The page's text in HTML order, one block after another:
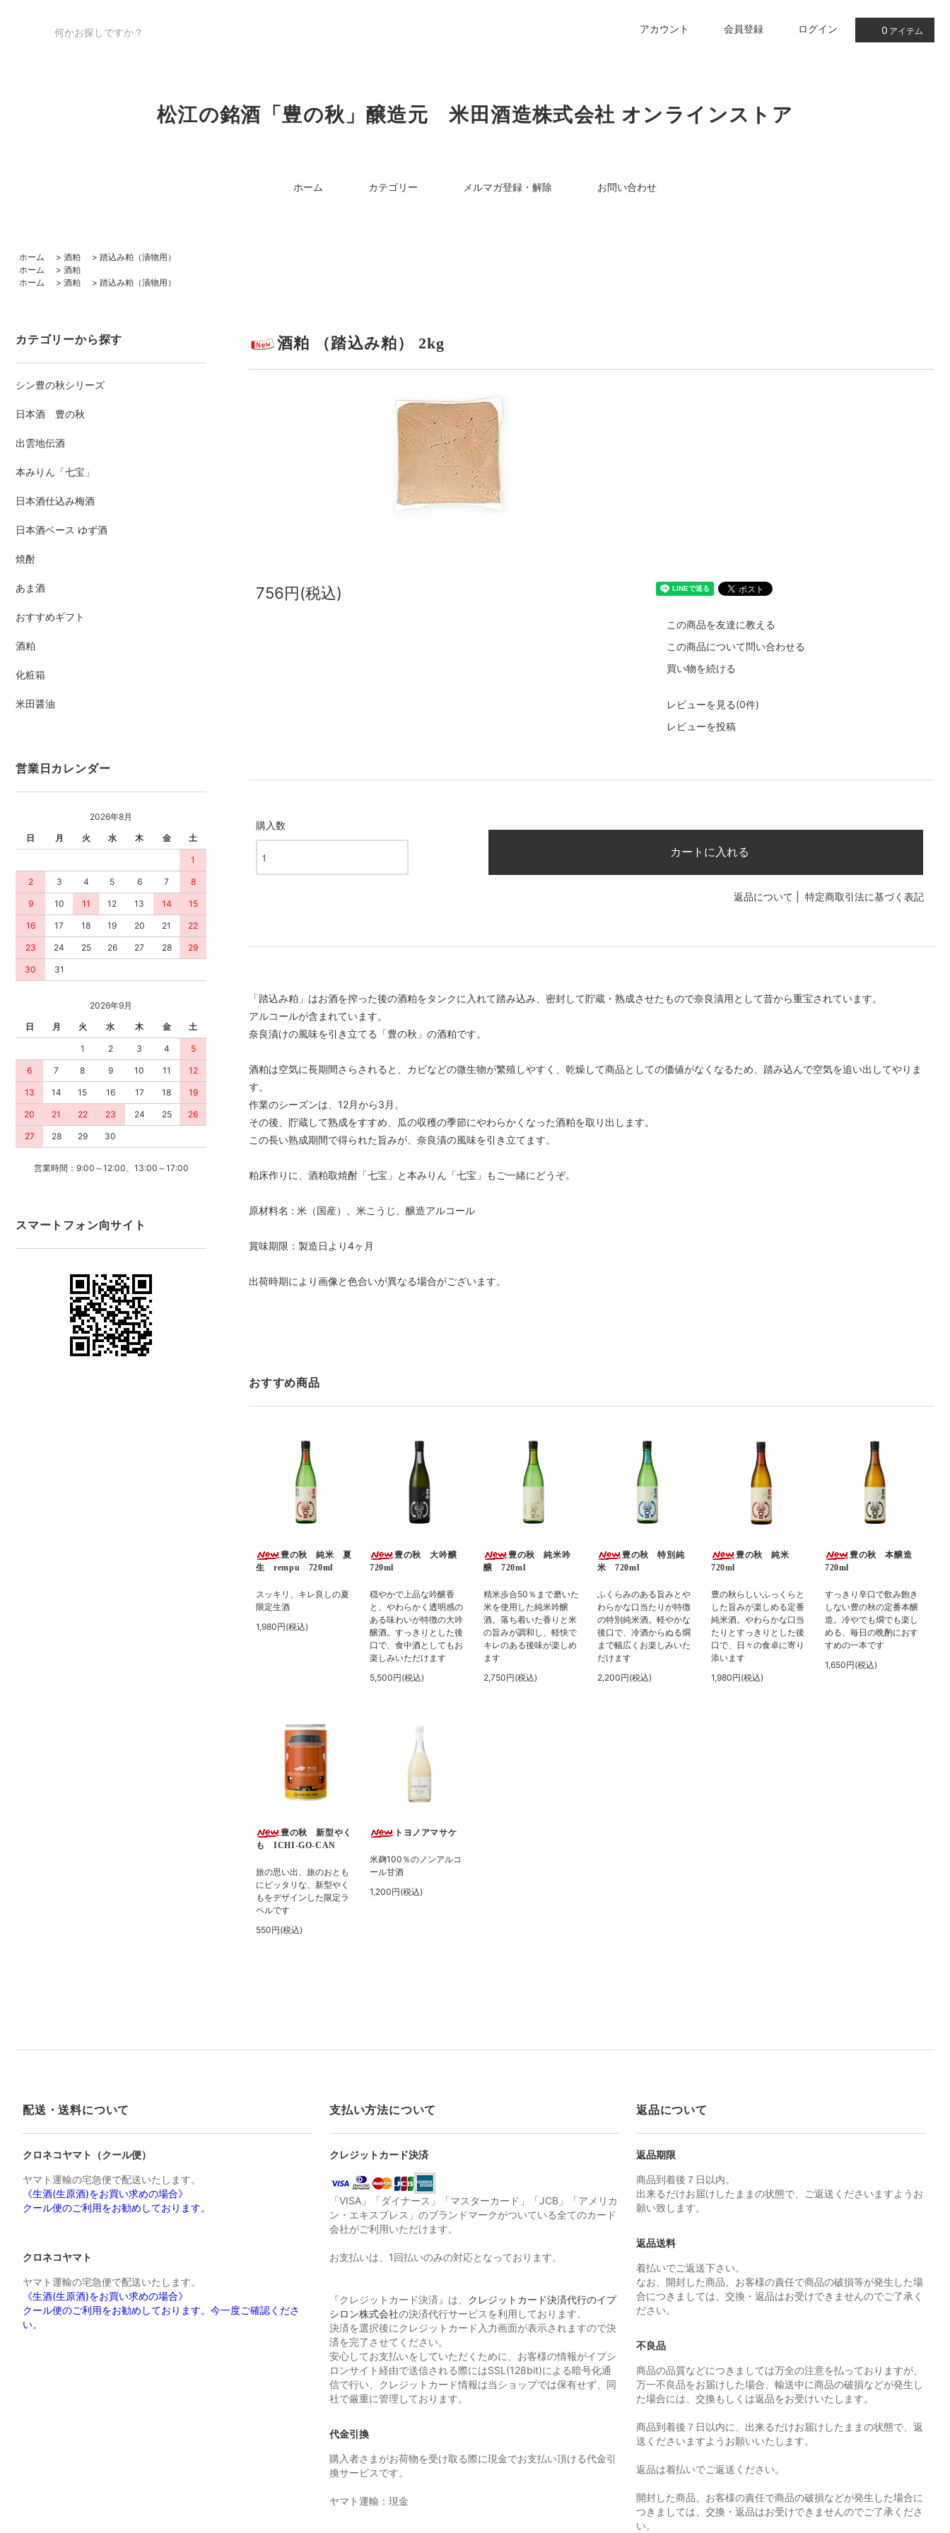
アカウント 会員登録 ログイン 0 アイテム
松江の銘酒「豊の秋」醸造元 米田酒造株式会社 オンラインストア
ホーム カテゴリー メルマガ登録・解除 お問い合わせ
ホーム > 酒粕 > 踏込み粕（漬物用）
ホーム
> 酒粕
ホーム
> 酒粕 > 踏込み粕（漬物用）
カテゴリーから探す
シン豊の秋シリーズ
日本酒 豊の秋
出雲地伝酒
本みりん「七宝」
日本酒仕込み梅酒
日本酒ベース ゆず酒
焼酎
あま酒
おすすめギフト
酒粕
化粧箱
米田醤油
営業日カレンダー
2026年8月
日
月 火 水 木 金 土
1
2 3 4 5 6 7 8
9 10 11 12 13 14 15
16 17 18 19 20 21 22
23 24 25 26 27 28 29
30 31
2026年9月
日
月 火 水 木 金 土
1 2 3 4 5
6 7 8 9 10 11 12
13 14 15 16 17 18 19
20 21 22 23 24 25 26
27 28 29 30
営業時間：9:00～12:00、13:00～17:00
スマートフォン向サイト
酒粕 （踏込み粕） 2kg
756円(税込)
この商品を友達に教える
この商品について問い合わせる
買い物を続ける
レビューを見る(0件)
レビューを投稿
購入数
カートに入れる
返品について 特定商取引法に基づく表記
「踏込み粕」はお酒を搾った後の酒粕をタンクに入れて踏み込み、密封して貯蔵・熟成させたもので奈良漬用として昔から重宝されています。
アルコールが含まれています。
奈良漬けの風味を引き立てる「豊の秋」の酒粕です。
酒粕は空気に長期間さらされると、カビなどの微生物が繁殖しやすく、乾燥して商品としての価値がなくなるため、踏み込んで空気を追い出してやりま
す。
作業のシーズンは、12月から3月。
その後、貯蔵して熟成をすすめ、瓜の収穫の季節にやわらかくなった酒粕を取り出します。
この長い熟成期間で得られた旨みが、奈良漬の風味を引き立てます。
粕床作りに、 酒粕取焼酎「七宝」 と本みりん「七宝」 もご一緒にどうぞ。
原材料名 : 米（国産）、米こうじ、醸造アルコール
賞味期限：製造日より4ヶ月
出荷時期により画像と色合いが異なる場合がございます。
おすすめ商品
豊の秋 純米 夏
生 rempu 720ml
スッキリ、キレ良しの夏
限定生酒
1,980円(税込)
豊の秋 大吟醸
720ml
穏やかで上品な吟醸香
と、やわらかく透明感の
ある味わいが特徴の大吟
醸酒。すっきりとした後
口で、食中酒としてもお
楽しみいただけます
5,500円(税込)
豊の秋 純米吟
醸 720ml
精米歩合50％まで磨いた
米を使用した純米吟醸
酒。落ち着いた香りと米
の旨みが調和し、軽快で
キレのある後味が楽しめ
ます
2,750円(税込)
豊の秋 特別純
米 720ml
ふくらみのある旨みとや
わらかな口当たりが特徴
の特別純米酒。軽やかな
後口で、冷酒からぬる燗
まで幅広くお楽しみいた
だけます
2,200円(税込)
豊の秋 純米
720ml
豊の秋らしいふっくらと
した旨みが楽しめる定番
純米酒。やわらかな口当
たりとすっきりとした後
口で、日々の食卓に寄り
添います
1,980円(税込)
豊の秋 本醸造
720ml
すっきり辛口で飲み飽き
しない豊の秋の定番本醸
造。冷やでも燗でも楽し
める、毎日の晩酌におす
すめの一本です
1,650円(税込)
豊の秋 新型やく
も ICHI-GO-CAN
旅の思い出、旅のおとも
にピッタリな、新型やく
もをデザインした限定ラ
ベルです
550円(税込)
トヨノアマサケ
米麹100％のノンアルコ
ール甘酒
1,200円(税込)
配送・送料について
クロネコヤマト（クール便）
ヤマト運輸の宅急便で配送いたします。
《生酒(生原酒)をお買い求めの場合》
クール便のご利用をお勧めしております。
クロネコヤマト
ヤマト運輸の宅急便で配送いたします。
《生酒(生原酒)をお買い求めの場合》
クール便のご利用をお勧めしております。今一度ご確認くださ
い。
支払い方法について
クレジットカード決済
「VISA」「ダイナース」「マスターカード」「JCB」「アメリカ
ン・エキスプレス」のブランドマークがついている全てのカード
会社がご利用いただけます。
お支払いは、1回払いのみの対応となっております。
『クレジットカード決済』は、 クレジットカード決済代行のイプ
シロン株式会社の決済代行サービスを利用しております。
決済を選択後にクレジットカード入力画面が表示されますので決
済を完了させてください。
安心してお支払いをしていただくために、お客様の情報がイプシ
ロンサイト経由で送信される際にはSSL(128bit)による暗号化通
信で行い、クレジットカード情報は当ショップでは保有せず、同
社で厳重に管理しております。
代金引換
購入者さまがお荷物を受け取る際に現金でお支払い頂ける代金引
換サービスです。
ヤマト運輸：現金
返品について
返品期限
商品到着後７日以内。
出来るだけお届けしたままの状態で、ご返送くださいますようお
願い致します。
返品送料
着払いでご返送下さい。
なお、開封した商品、お客様の責任で商品の破損等が発生した場
合につきましては、交換・返品はお受けできませんのでご了承く
ださい。
不良品
商品の品質などにつきましては万全の注意を払っておりますが、
万一不良品をお届けした場合、輸送中に商品の破損などが発生し
た場合には、交換もしくは返品をお受けいたします。
商品到着後７日以内に、出来るだけお届けしたままの状態で、返
送くださいますようお願いいたします。
返品は着払いでご返送ください。
開封した商品、お客様の責任で商品の破損などが発生した場合に
つきましては、交換・返品はお受けできませんのでご了承くださ
い。